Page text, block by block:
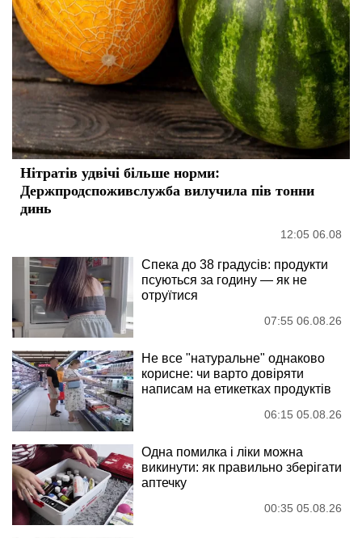
Нітратів удвічі більше норми:
Держпродспоживслужба вилучила пів тонни
динь
12:05 06.08
Спека до 38 градусів: продукти
псуються за годину — як не
отруїтися
07:55 06.08.26
Не все "натуральне" однаково
корисне: чи варто довіряти
написам на етикетках продуктів
06:15 05.08.26
Одна помилка і ліки можна
викинути: як правильно зберігати
аптечку
00:35 05.08.26